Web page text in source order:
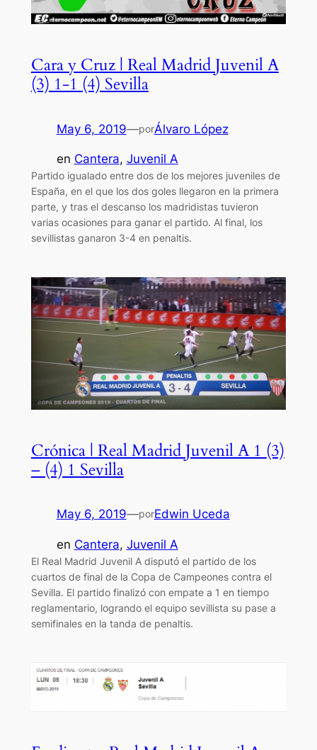
Cara y Cruz | Real Madrid Juvenil A
(3) 1-1 (4) Sevilla
May 6, 2019—porÁlvaro López
en Cantera, Juvenil A
Partido igualado entre dos de los mejores juveniles de
España, en el que los dos goles llegaron en la primera
parte, y tras el descanso los madridistas tuvieron
varias ocasiones para ganar el partido. Al final, los
sevillistas ganaron 3-4 en penaltis.
Crónica | Real Madrid Juvenil A 1 (3)
– (4) 1 Sevilla
May 6, 2019—porEdwin Uceda
en Cantera, Juvenil A
El Real Madrid Juvenil A disputó el partido de los
cuartos de final de la Copa de Campeones contra el
Sevilla. El partido finalizó con empate a 1 en tiempo
reglamentario, logrando el equipo sevillista su pase a
semifinales en la tanda de penaltis.